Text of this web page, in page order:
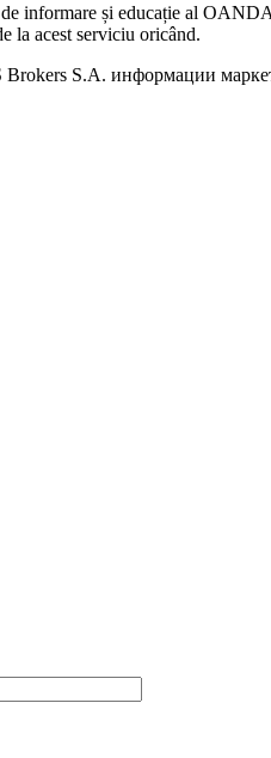
informare și educație al
la acest serviciu oricând.
S.A. информации